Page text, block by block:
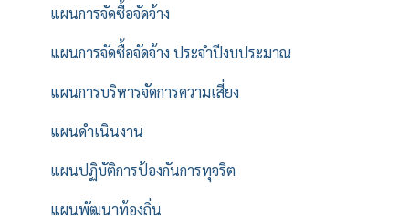
แผนการจัดซื้อจัดจ้าง
แผนการจัดซื้อจัดจ้าง ประจำปีงบประมาณ
แผนการบริหารจัดการความเสี่ยง
แผนดำเนินงาน
แผนปฏิบัติการป้องกันการทุจริต
แผนพัฒนาท้องถิ่น